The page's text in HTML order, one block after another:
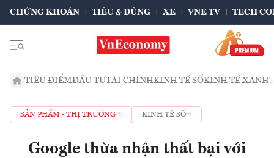
CHỨNG KHOÁN TIÊU & DÙNG XE VNE TV TECH
TIÊU ĐIỂMĐẦU TƯTÀI CHÍNHKINH TẾ SỐKINH TẾ XANH
SẢN PHẨM - THỊ TRƯỜNG KINH TẾ SỐ
Google thừa nhận thất bại với